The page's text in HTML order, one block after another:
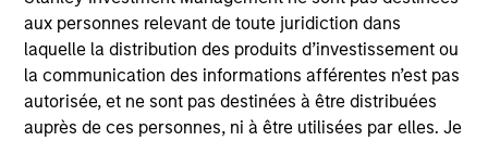
aux personnes relevant de toute juridiction dans
laquelle la distribution des produits d’investissement ou
la communication des informations afférentes n’est pas
autorisée, et ne sont pas destinées à être distribuées
auprès de ces personnes, ni à être utilisées par elles. Je
Expertise
We help treasury professionals and other
clients navigate the ever-evolving cash